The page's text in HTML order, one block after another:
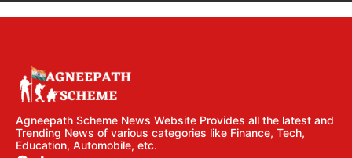
Agneepath Scheme News Website Provides all the latest and
Trending News of various categories like Finance, Tech,
Education, Automobile, etc.